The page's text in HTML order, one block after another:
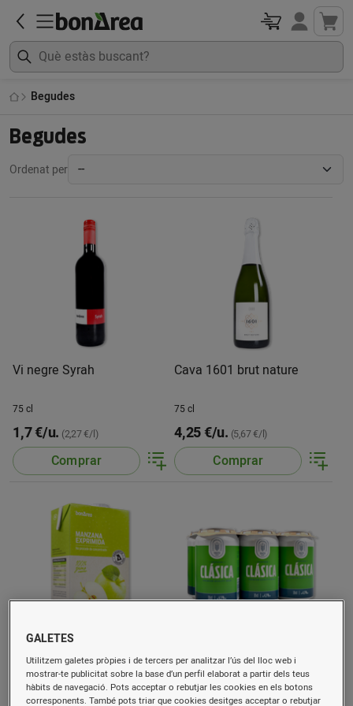
Begudes
Begudes
Ordenat per
Vi negre Syrah
75 cl
1,7 €/u. (2,27 €/l)
Comprar
Cava 1601 brut nature
75 cl
4,25 €/u. (5,67 €/l)
Comprar
Suc de poma espremuda
Cervesa 1601 paq. de 6 u.
de 33 cl
198 cl
GALETES
Utilitzem galetes pròpies i de tercers per analitzar l’ús del lloc web i
mostrar-te publicitat sobre la base d’un perfil elaborat a partir dels teus
hàbits de navegació. Pots acceptar o rebutjar les cookies en els botons
corresponents. També pots triar que cookies desitges acceptar o rebutjar